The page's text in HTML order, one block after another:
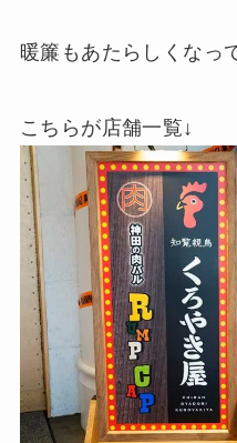
暖簾もあたらしくなっ
こちらが店舗一覧↓